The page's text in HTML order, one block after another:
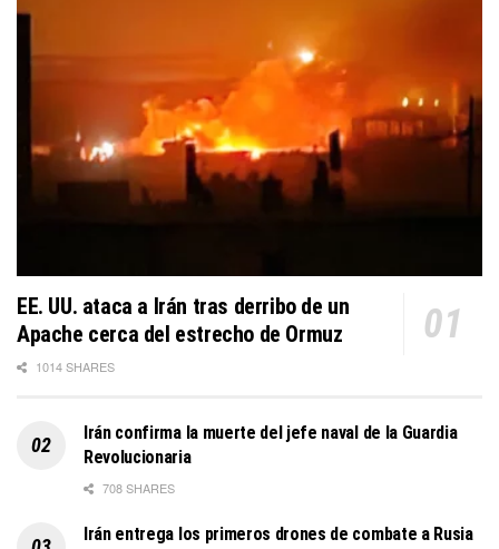
EE. UU. ataca a Irán tras derribo de un
Apache cerca del estrecho de Ormuz
1014 SHARES
Irán confirma la muerte del jefe naval de la Guardia
Revolucionaria
708 SHARES
Irán entrega los primeros drones de combate a Rusia